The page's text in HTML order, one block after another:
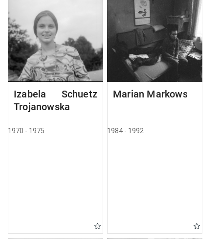
Izabela Schuetz
Trojanowska
1970 - 1975
Marian Markowski
1984 - 1992